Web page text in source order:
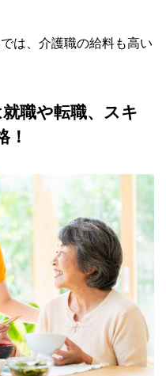
は、介護職の給料も高い
職や転職、スキ
！